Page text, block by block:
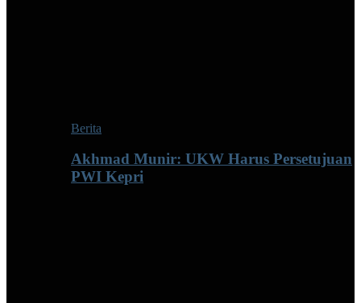
Berita
Akhmad Munir: UKW Harus Persetujuan
PWI Kepri